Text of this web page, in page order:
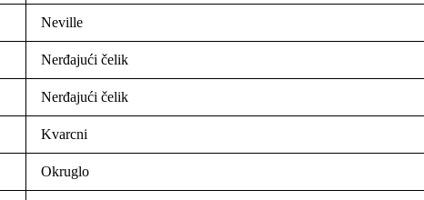
Neville
Nerđajući čelik
Nerđajući čelik
Kvarcni
Okruglo